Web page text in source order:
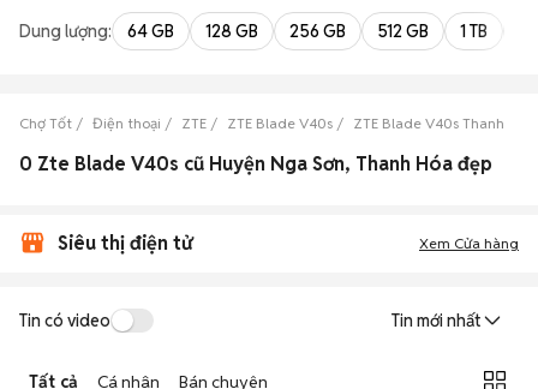
Dung lượng: 64 GB 128 GB 256 GB 512 GB 1 TB
Chợ Tốt Điện thoại ZTE ZTE Blade V40s ZTE Blade V40s Thanh Hóa
0 Zte Blade V40s cũ Huyện Nga Sơn, Thanh Hóa đẹp
Siêu thị điện tử Xem Cửa hàng
Tin có video Tin mới nhất
Tất cả Cá nhân Bán chuyên